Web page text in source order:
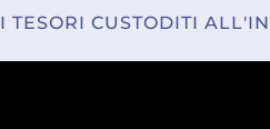
I TESORI CUSTODITI